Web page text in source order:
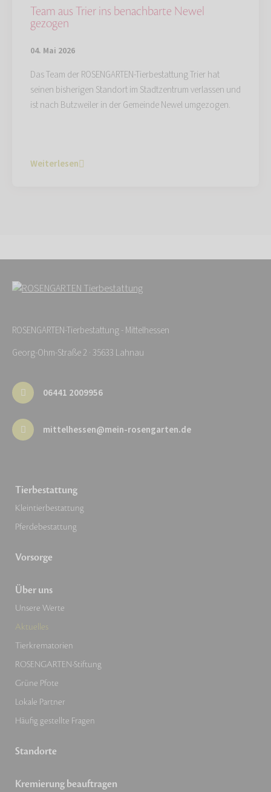
Team aus Trier ins benachbarte Newel
gezogen
04. Mai 2026
Das Team der ROSENGARTEN-Tierbestattung Trier hat
seinen bisherigen Standort im Stadtzentrum verlassen und
ist nach Butzweiler in der Gemeinde Newel umgezogen.
Weiterlesen
ROSENGARTEN-Tierbestattung - Mittelhessen
Georg-Ohm-Straße 2 · 35633 Lahnau
06441 2009956
mittelhessen@mein-rosengarten.de
Tierbestattung
Kleintierbestattung
Pferdebestattung
Vorsorge
Über uns
Unsere Werte
Aktuelles
Tierkrematorien
ROSENGARTEN-Stiftung
Grüne Pfote
Lokale Partner
Häufig gestellte Fragen
Standorte
Kremierung beauftragen